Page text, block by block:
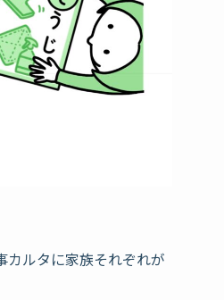
カルタに家族それぞれが